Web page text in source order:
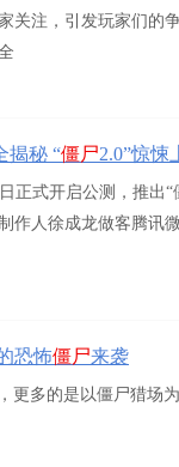
关注，引发玩家们的
揭秘 “僵尸2.0”惊悚
正式开启公测，推出
作人徐成龙做客腾讯
恐怖僵尸来袭
更多的是以僵尸猎场